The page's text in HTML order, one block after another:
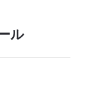
ル